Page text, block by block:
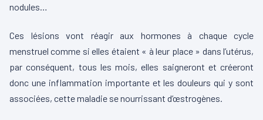
nodules…
Ces lésions vont réagir aux hormones à chaque cycle
menstruel comme si elles étaient « à leur place » dans l’utérus,
par conséquent, tous les mois, elles saigneront et créeront
donc une inflammation importante et les douleurs qui y sont
associées, cette maladie se nourrissant d’œstrogènes.